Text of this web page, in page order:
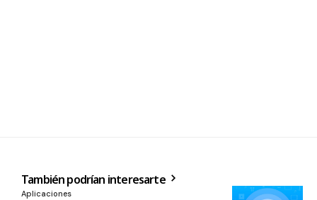
También podrían interesarte
Aplicaciones